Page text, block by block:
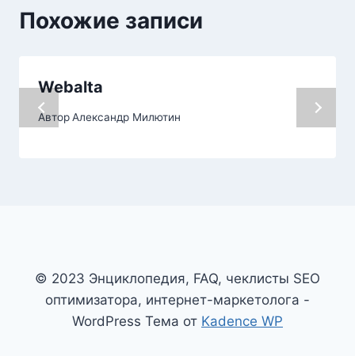
Похожие записи
Webalta
АвторАлександр Милютин
© 2023 Энциклопедия, FAQ, чеклисты SEO
оптимизатора, интернет-маркетолога -
WordPress Тема от Kadence WP